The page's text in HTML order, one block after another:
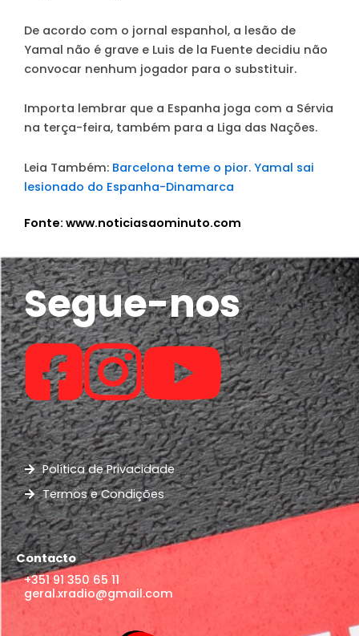
De acordo com o jornal espanhol, a lesão de
Yamal não é grave e Luis de la Fuente decidiu não
convocar nenhum jogador para o substituir.
Importa lembrar que a Espanha joga com a Sérvia
na terça-feira, também para a Liga das Nações.
Leia Também: Barcelona teme o pior. Yamal sai
lesionado do Espanha-Dinamarca
Fonte: www.noticiasaominuto.com
Segue-nos
Política de Privacidade
Termos e Condições
Contacto
+351 91 350 65 11
geral.xradio@gmail.com